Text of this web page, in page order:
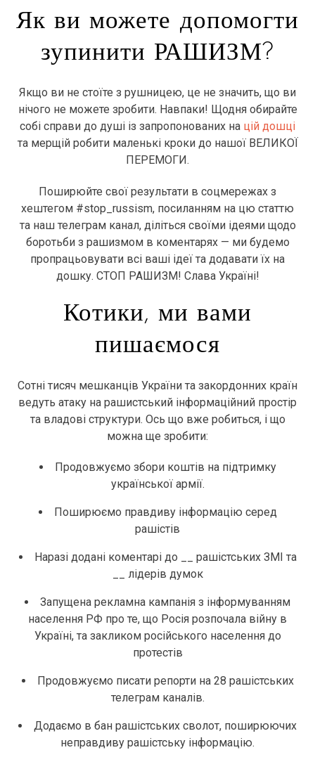
Як ви можете допомогти
зупинити РАШИЗМ?
Якщо ви не стоїте з рушницею, це не значить, що ви
нічого не можете зробити. Навпаки! Щодня обирайте
собі справи до душі із запропонованих на цій дошці
та мерщій робити маленькі кроки до нашої ВЕЛИКОЇ
ПЕРЕМОГИ.
Поширюйте свої результати в соцмережах з
хештегом #stop_russism, посиланням на цю статтю
та наш телеграм канал, діліться своїми ідеями щодо
боротьби з рашизмом в коментарях — ми будемо
пропрацьовувати всі ваші ідеї та додавати їх на
дошку. СТОП РАШИЗМ! Слава Україні!
Котики, ми вами
пишаємося
Сотні тисяч мешканців України та закордонних країн
ведуть атаку на рашистський інформаційний простір
та владові структури. Ось що вже робиться, і що
можна ще зробити:
Продовжуємо збори коштів на підтримку
української армії.
Поширюємо правдиву інформацію серед
рашістів
Наразі додані коментарі до __ рашістських ЗМІ та
__ лідерів думок
Запущена рекламна кампанія з інформуванням
населення РФ про те, що Росія розпочала війну в
Україні, та закликом російського населення до
протестів
Продовжуємо писати репорти на 28 рашістських
телеграм каналів.
Додаємо в бан рашістських сволот, поширюючих
неправдиву рашістську інформацію.